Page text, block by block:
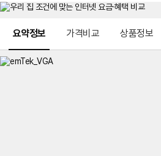
요약정보 가격비교 상품정보